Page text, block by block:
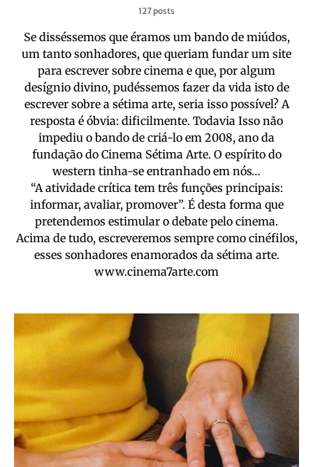
127 posts
Se disséssemos que éramos um bando de miúdos,
um tanto sonhadores, que queriam fundar um site
para escrever sobre cinema e que, por algum
desígnio divino, pudéssemos fazer da vida isto de
escrever sobre a sétima arte, seria isso possível? A
resposta é óbvia: dificilmente. Todavia Isso não
impediu o bando de criá-lo em 2008, ano da
fundação do Cinema Sétima Arte. O espírito do
western tinha-se entranhado em nós…
“A atividade crítica tem três funções principais:
informar, avaliar, promover”. É desta forma que
pretendemos estimular o debate pelo cinema.
Acima de tudo, escreveremos sempre como cinéfilos,
esses sonhadores enamorados da sétima arte.
www.cinema7arte.com